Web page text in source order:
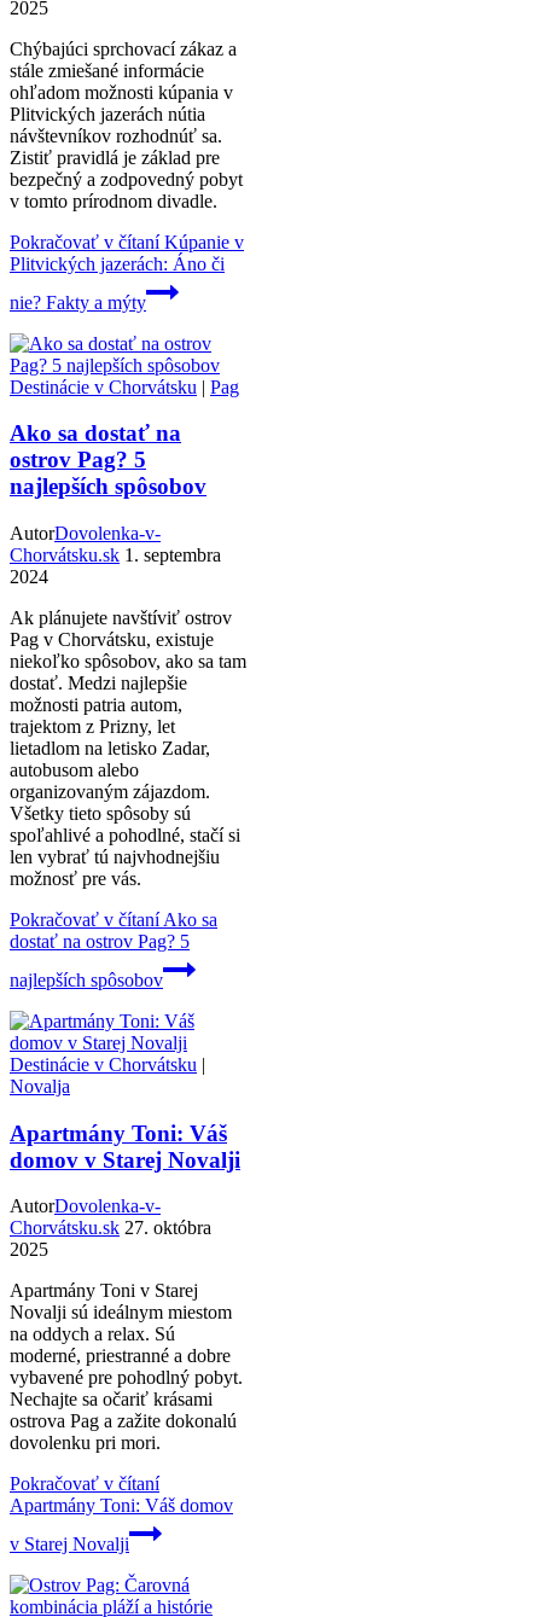
2025
Chýbajúci sprchovací zákaz a
stále zmiešané informácie
ohľadom možnosti kúpania v
Plitvických jazerách nútia
návštevníkov rozhodnúť sa.
Zistiť pravidlá je základ pre
bezpečný a zodpovedný pobyt
v tomto prírodnom divadle.
Pokračovať v čítaníKúpanie v
Plitvických jazerách: Áno či
nie? Fakty a mýty
Destinácie v Chorvátsku | Pag
Ako sa dostať na
ostrov Pag? 5
najlepších spôsobov
AutorDovolenka-v-
Chorvátsku.sk 1. septembra
2024
Ak plánujete navštíviť ostrov
Pag v Chorvátsku, existuje
niekoľko spôsobov, ako sa tam
dostať. Medzi najlepšie
možnosti patria autom,
trajektom z Prizny, let
lietadlom na letisko Zadar,
autobusom alebo
organizovaným zájazdom.
Všetky tieto spôsoby sú
spoľahlivé a pohodlné, stačí si
len vybrať tú najvhodnejšiu
možnosť pre vás.
Pokračovať v čítaníAko sa
dostať na ostrov Pag? 5
najlepších spôsobov
Destinácie v Chorvátsku |
Novalja
Apartmány Toni: Váš
domov v Starej Novalji
AutorDovolenka-v-
Chorvátsku.sk 27. októbra
2025
Apartmány Toni v Starej
Novalji sú ideálnym miestom
na oddych a relax. Sú
moderné, priestranné a dobre
vybavené pre pohodlný pobyt.
Nechajte sa očariť krásami
ostrova Pag a zažite dokonalú
dovolenku pri mori.
Pokračovať v čítaní
Apartmány Toni: Váš domov
v Starej Novalji